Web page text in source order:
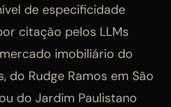
de especificidade
citação pelos LLMs
imobiliário do
do Rudge Ramos em São
do Jardim Paulistano